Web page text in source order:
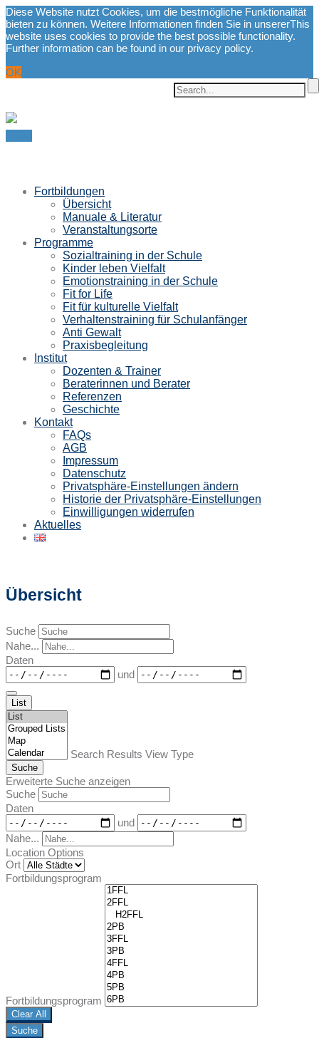
Diese Website nutzt Cookies, um die bestmögliche Funktionalität
bieten zu können. Weitere Informationen finden Sie in unsererThis
website uses cookies to provide the best possible functionality.
Further information can be found in our privacy policy.
OK
Fortbildungen
Übersicht
Manuale & Literatur
Veranstaltungsorte
Programme
Sozialtraining in der Schule
Kinder leben Vielfalt
Emotionstraining in der Schule
Fit for Life
Fit für kulturelle Vielfalt
Verhaltenstraining für Schulanfänger
Anti Gewalt
Praxisbegleitung
Institut
Dozenten & Trainer
Beraterinnen und Berater
Referenzen
Geschichte
Kontakt
FAQs
AGB
Impressum
Datenschutz
Privatsphäre-Einstellungen ändern
Historie der Privatsphäre-Einstellungen
Einwilligungen widerrufen
Aktuelles
Übersicht
Suche
Nahe...
Daten
und
List
Search Results View Type
Suche
Erweiterte Suche anzeigen
Suche
Daten
und
Nahe...
Location Options
Ort
Fortbildungsprogram
Fortbildungsprogram
Clear All
Suche